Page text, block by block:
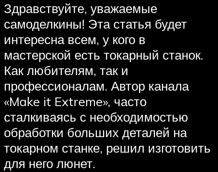
Здравствуйте, уважаемые
самоделкины! Эта статья будет
интересна всем, у кого в
мастерской есть токарный станок.
Как любителям, так и
профессионалам. Автор канала
«Make it Extreme», часто
сталкиваясь с необходимостью
обработки больших деталей на
токарном станке, решил изготовить
для него люнет.